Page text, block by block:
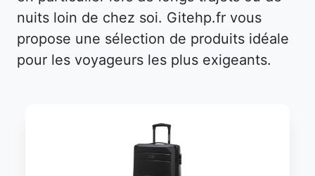
nuits loin de chez soi. Gitehp.fr vous
propose une sélection de produits idéale
pour les voyageurs les plus exigeants.